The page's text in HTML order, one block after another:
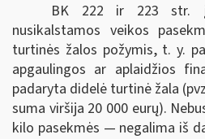
BK 222 ir 223 str.
nusikalstamos veikos
turtinės žalos požymis, t. y.
apgaulingos ar aplaidžios
padaryta didelė turtinė žala
suma viršija 20 000 eurų).
kilo pasekmės — negalima iš